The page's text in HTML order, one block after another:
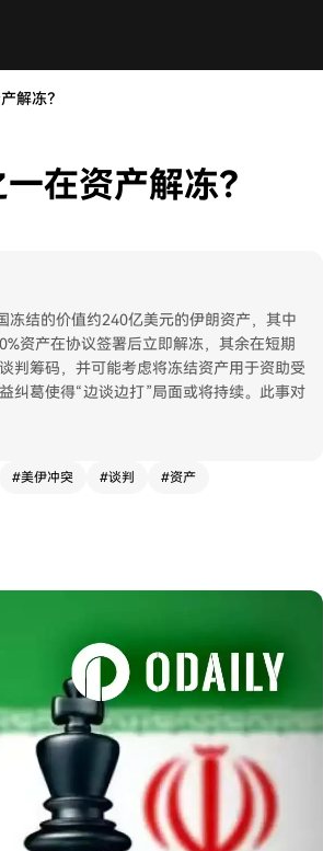
解冻？
在资产解冻？
冻结的价值约240亿美元的伊朗资产，其中
资产在协议签署后立即解冻，其余在短期
判筹码，并可能考虑将冻结资产用于资助受
纠葛使得“边谈边打”局面或将持续。此事对
#美伊冲突 #谈判 #资产